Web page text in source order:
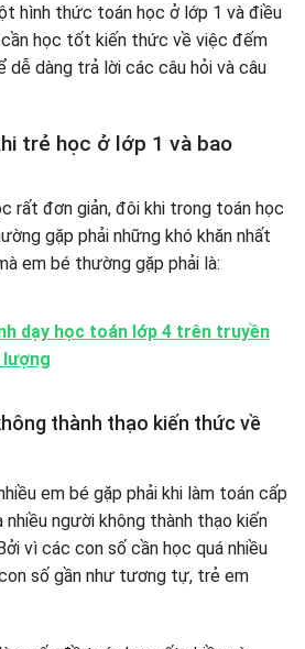
hình thức toán học ở lớp 1 và điều
học tốt kiến ​​thức về việc đếm
dàng trả lời các câu hỏi và câu
trẻ học ở lớp 1 và bao
rất đơn giản, đôi khi trong toán học
gặp phải những khó khăn nhất
em bé thường gặp phải là:
dạy học toán lớp 4 trên truyền
lượng
thành thạo kiến ​​thức về
em bé gặp phải khi làm toán cấp
người không thành thạo kiến
vì các con số cần học quá nhiều
số gần như tương tự, trẻ em